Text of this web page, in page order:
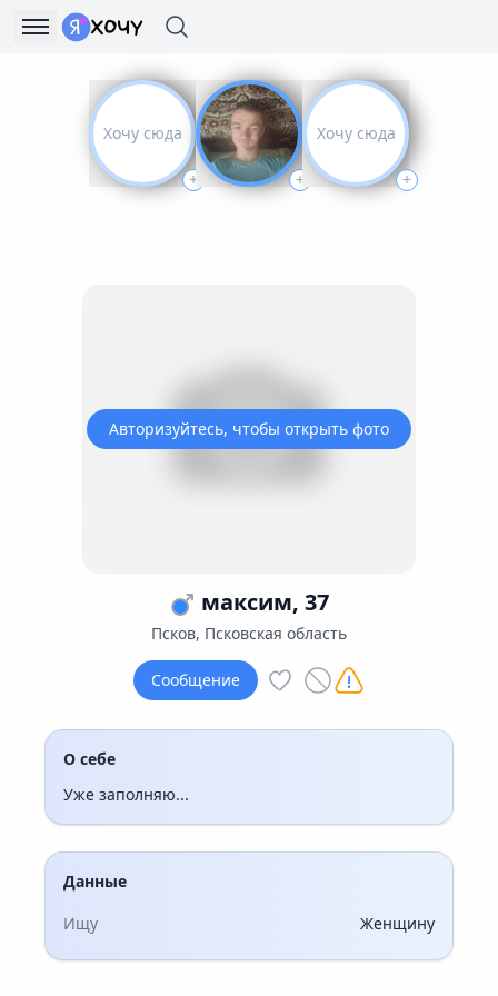
Хочу сюда
+ +
Хочу сюда
+
Авторизуйтесь, чтобы открыть фото
максим, 37
Псков, Псковская область
Сообщение
О себе
Уже заполняю...
Данные
Ищу
Женщину